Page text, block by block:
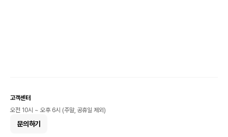
고객센터
오전 10시 ~ 오후 6시 (주말, 공휴일 제외)
문의하기